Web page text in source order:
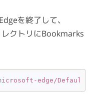
を終了して、
クトリにBookmarks
edge/Default/